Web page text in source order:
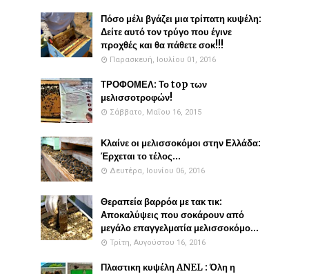
Πόσο μέλι βγάζει μια τρίπατη κυψέλη:
Δείτε αυτό τον τρύγο που έγινε
προχθές και θα πάθετε σοκ!!!
Παρασκευή, Ιουλίου 01, 2016
ΤΡΟΦΟΜΕΛ: Το top των
μελισσοτροφών!
Σάββατο, Μαΐου 16, 2015
Κλαίνε οι μελισσοκόμοι στην Ελλάδα:
Έρχεται το τέλος...
Δευτέρα, Ιουνίου 06, 2016
Θεραπεία βαρρόα με τακ τικ:
Αποκαλύψεις που σοκάρουν από
μεγάλο επαγγελματία μελισσοκόμο...
Τρίτη, Αυγούστου 16, 2016
Πλαστικη κυψέλη ANEL : Όλη η